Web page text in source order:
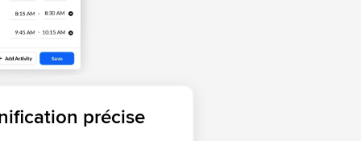
précise